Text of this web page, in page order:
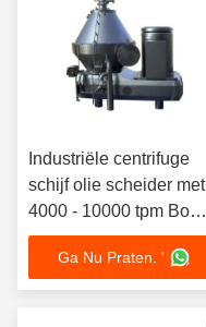
Industriële centrifuge
schijf olie scheider met
4000 - 10000 tpm Bowl
snelheid en > 10.000 g
kracht voor 8 - 300 L
capaciteit
Ga Nu Praten. '